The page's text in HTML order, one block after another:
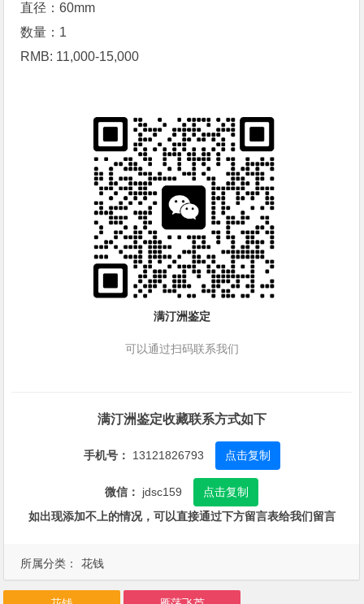
所属分类： 花钱
直径：60mm
数量：1
RMB: 11,000-15,000
满汀洲鉴定
可以通过扫码联系我们
满汀洲鉴定收藏联系方式如下
手机号： 13121826793 点击复制
微信： jdsc159
点击复制
如出现添加不上的情况，可以直接通过下方留言表给我们留言